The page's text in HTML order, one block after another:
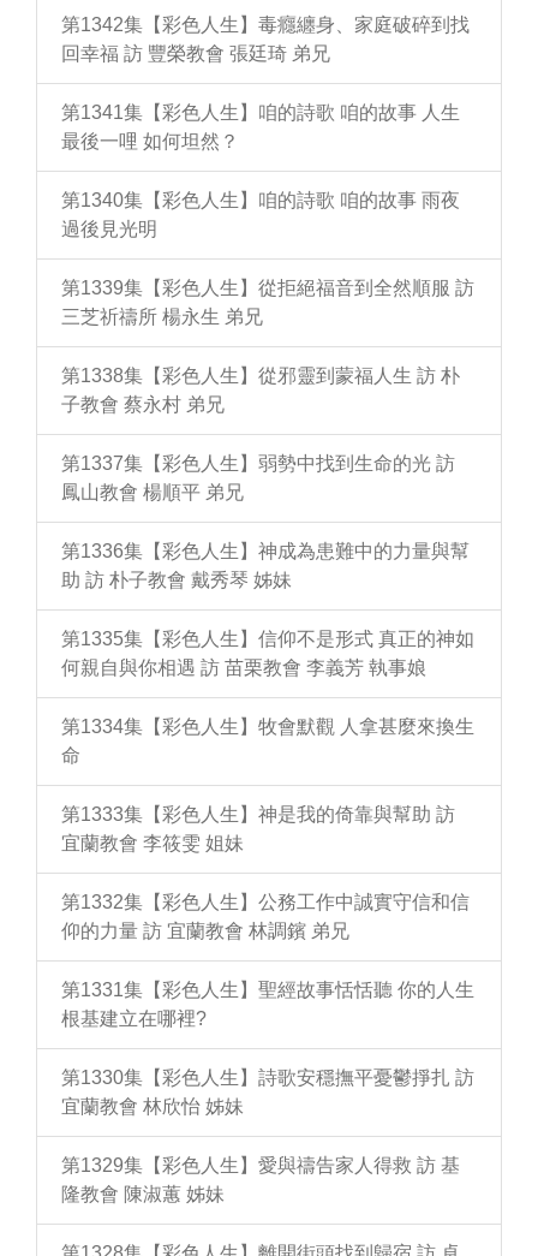
第1342集【彩色人生】毒癮纏身、家庭破碎到找
回幸福 訪 豐榮教會 張廷琦 弟兄
第1341集【彩色人生】咱的詩歌 咱的故事 人生
最後一哩 如何坦然？
第1340集【彩色人生】咱的詩歌 咱的故事 雨夜
過後見光明
第1339集【彩色人生】從拒絕福音到全然順服 訪
三芝祈禱所 楊永生 弟兄
第1338集【彩色人生】從邪靈到蒙福人生 訪 朴
子教會 蔡永村 弟兄
第1337集【彩色人生】弱勢中找到生命的光 訪
鳳山教會 楊順平 弟兄
第1336集【彩色人生】神成為患難中的力量與幫
助 訪 朴子教會 戴秀琴 姊妹
第1335集【彩色人生】信仰不是形式 真正的神如
何親自與你相遇 訪 苗栗教會 李義芳 執事娘
第1334集【彩色人生】牧會默觀 人拿甚麼來換生
命
第1333集【彩色人生】神是我的倚靠與幫助 訪
宜蘭教會 李筱雯 姐妹
第1332集【彩色人生】公務工作中誠實守信和信
仰的力量 訪 宜蘭教會 林調鑌 弟兄
第1331集【彩色人生】聖經故事恬恬聽 你的人生
根基建立在哪裡?
第1330集【彩色人生】詩歌安穩撫平憂鬱掙扎 訪
宜蘭教會 林欣怡 姊妹
第1329集【彩色人生】愛與禱告家人得救 訪 基
隆教會 陳淑蕙 姊妹